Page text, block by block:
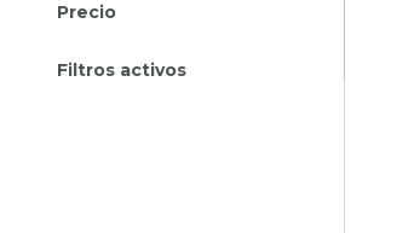
Precio
Filtros activos